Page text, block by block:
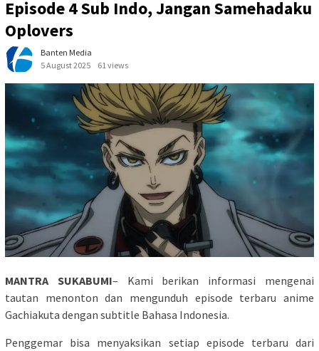
Episode 4 Sub Indo, Jangan Samehadaku
Oplovers
Banten Media
5 August 2025
61 views
MANTRA SUKABUMI– Kami berikan informasi mengenai
tautan menonton dan mengunduh episode terbaru anime
Gachiakuta dengan subtitle Bahasa Indonesia.
Penggemar bisa menyaksikan setiap episode terbaru dari